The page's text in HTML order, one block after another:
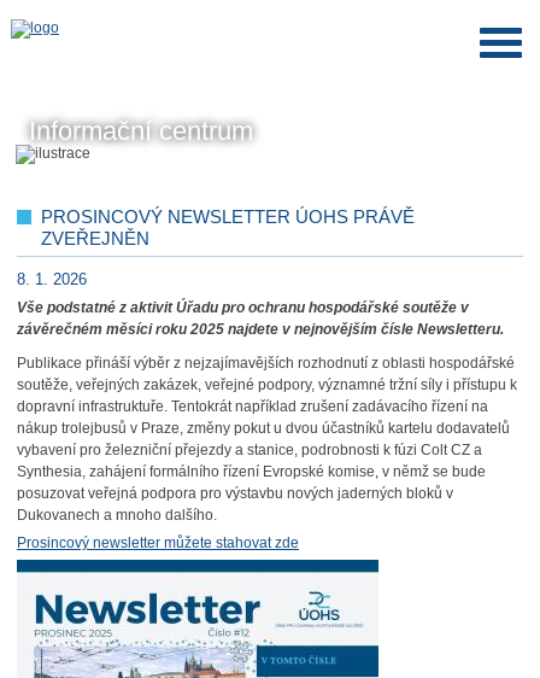
Informační centrum
PROSINCOVÝ NEWSLETTER ÚOHS PRÁVĚ
ZVEŘEJNĚN
8. 1. 2026
Vše podstatné z aktivit Úřadu pro ochranu hospodářské soutěže v
závěrečném měsíci roku 2025 najdete v nejnovějším čísle Newsletteru.
Publikace přináší výběr z nejzajímavějších rozhodnutí z oblasti hospodářské
soutěže, veřejných zakázek, veřejné podpory, významné tržní síly i přístupu k
dopravní infrastruktuře. Tentokrát například zrušení zadávacího řízení na
nákup trolejbusů v Praze, změny pokut u dvou účastníků kartelu dodavatelů
vybavení pro železniční přejezdy a stanice, podrobnosti k fúzi Colt CZ a
Synthesia, zahájení formálního řízení Evropské komise, v němž se bude
posuzovat veřejná podpora pro výstavbu nových jaderných bloků v
Dukovanech a mnoho dalšího.
Prosincový newsletter můžete stahovat zde